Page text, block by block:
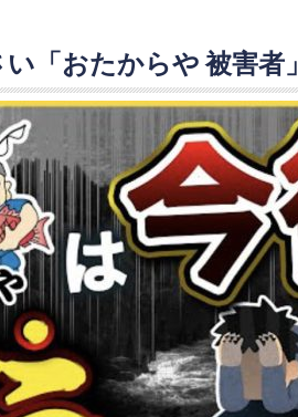
「おたからや 被害者